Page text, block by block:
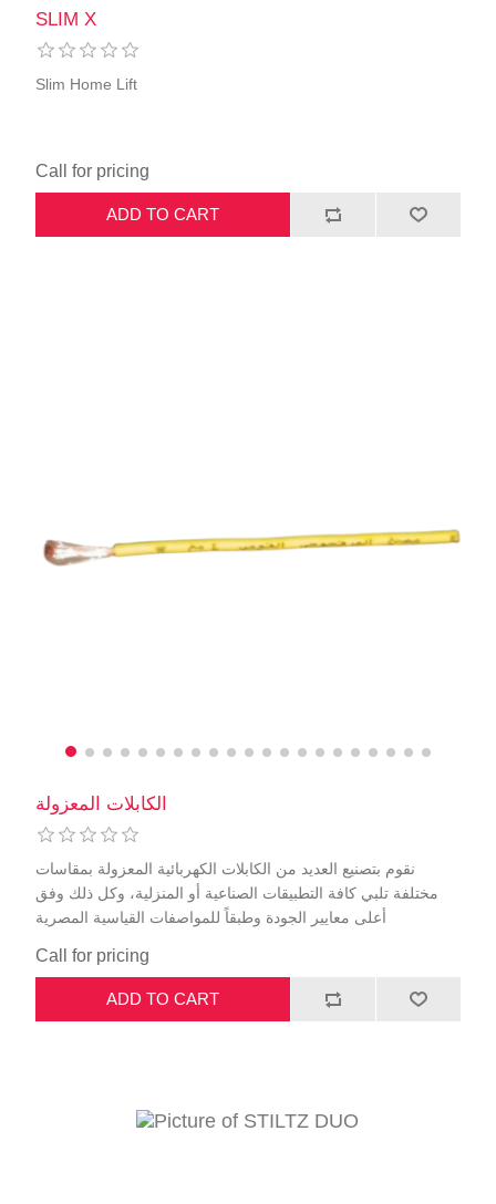
SLIM X
Slim Home Lift
Call for pricing
ADD TO CART
الكابلات المعزولة
نقوم بتصنيع العديد من الكابلات الكهربائية المعزولة بمقاسات
مختلفة تلبي كافة التطبيقات الصناعية أو المنزلية، وكل ذلك وفق
أعلى معايير الجودة وطبقاً للمواصفات القياسية المصرية
Call for pricing
ADD TO CART